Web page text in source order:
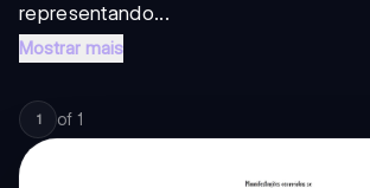
representando...
Mostrar mais
1 of 1